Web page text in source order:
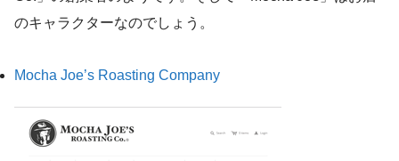
のキャラクターなのでしょう。
Mocha Joe’s Roasting Company